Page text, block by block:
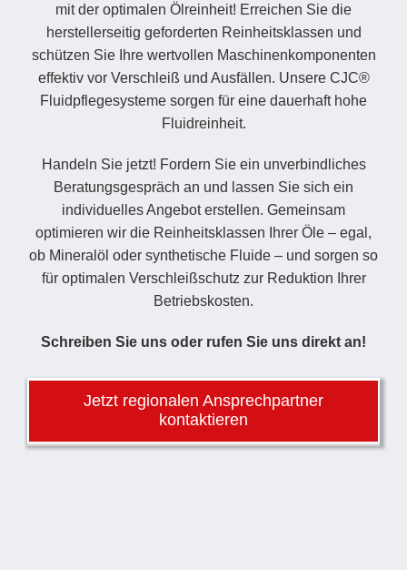
mit der optimalen Ölreinheit! Erreichen Sie die
herstellerseitig geforderten Reinheitsklassen und
schützen Sie Ihre wertvollen Maschinenkomponenten
effektiv vor Verschleiß und Ausfällen. Unsere CJC®
Fluidpflegesysteme sorgen für eine dauerhaft hohe
Fluidreinheit.
Handeln Sie jetzt! Fordern Sie ein unverbindliches
Beratungsgespräch an und lassen Sie sich ein
individuelles Angebot erstellen. Gemeinsam
optimieren wir die Reinheitsklassen Ihrer Öle – egal,
ob Mineralöl oder synthetische Fluide – und sorgen so
für optimalen Verschleißschutz zur Reduktion Ihrer
Betriebskosten.
Schreiben Sie uns oder rufen Sie uns direkt an!
Jetzt regionalen Ansprechpartner
kontaktieren